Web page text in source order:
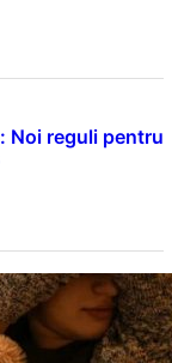
Noi reguli pentru